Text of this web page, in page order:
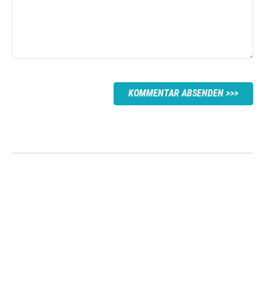
KOMMENTAR ABSENDEN